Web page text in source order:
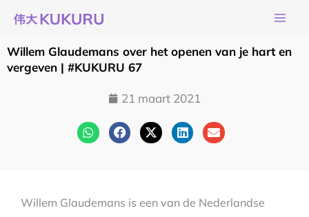
naar
de
inhoud
Willem Glaudemans over het openen van je hart en
vergeven | #KUKURU 67
21 maart 2021
Willem Glaudemans is een van de Nederlandse